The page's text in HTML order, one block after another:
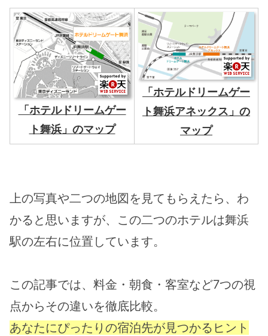
「ホテルドリームゲー
ト舞浜」のマップ
「ホテルドリームゲー
ト舞浜アネックス」の
マップ
上の写真や二つの地図を見てもらえたら、わ
かると思いますが、この二つのホテルは舞浜
駅の左右に位置しています。
この記事では、料金・朝食・客室など7つの視
点からその違いを徹底比較。
あなたにぴったりの宿泊先が見つかるヒント